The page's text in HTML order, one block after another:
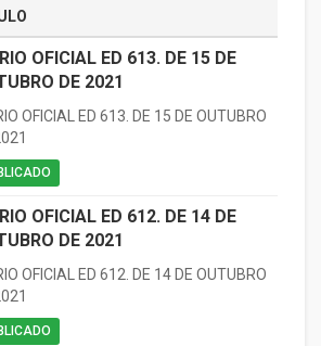
OFICIAL ED 613. DE 15 DE
DE 2021
OFICIAL ED 613. DE 15 DE OUTUBRO
OFICIAL ED 612. DE 14 DE
DE 2021
OFICIAL ED 612. DE 14 DE OUTUBRO